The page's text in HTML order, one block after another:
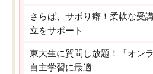
さらば、サボり癖！柔軟な受
立をサポート
東大生に質問し放題！「オン
自主学習に最適